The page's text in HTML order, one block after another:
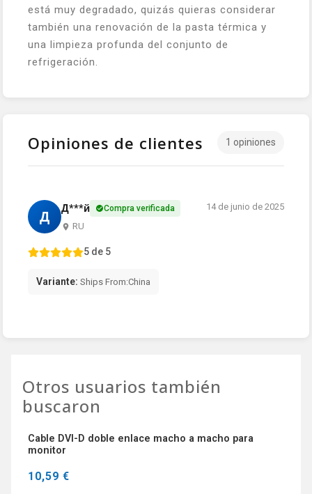
está muy degradado, quizás quieras considerar
también una renovación de la pasta térmica y
una limpieza profunda del conjunto de
refrigeración.
Opiniones de clientes 1 opiniones
Д Д***й Compra verificada
RU
14 de junio de 2025
5 de 5
Variante: Ships From:China
Otros usuarios también
buscaron
Cable DVI-D doble enlace macho a macho para
monitor
10,59 €